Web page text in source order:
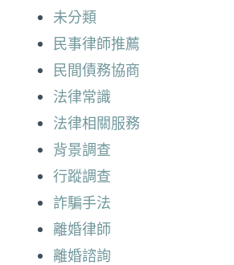
未分類
民事律師推薦
民間債務協商
法律常識
法律相關服務
背景調查
行蹤調查
詐騙手法
離婚律師
離婚諮詢